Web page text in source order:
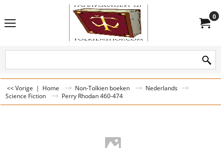
0
<< Vorige | Home Non-Tolkien boeken
Nederlands
Science Fiction
Perry Rhodan 460-474